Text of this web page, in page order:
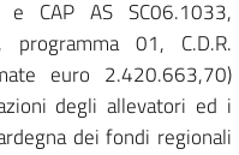
CAP AS SC06.1033,
01, C.D.R.
euro 2.420.663,70)
degli allevatori ed i
dei fondi regionali